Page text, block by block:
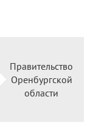
Правительство
Оренбургской
области